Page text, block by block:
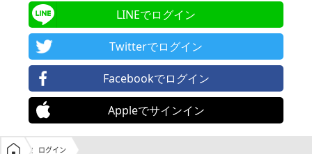
LINEでログイン
Twitterでログイン
Facebookでログイン
Appleでサインイン
学生の窓口トップ
ログイン